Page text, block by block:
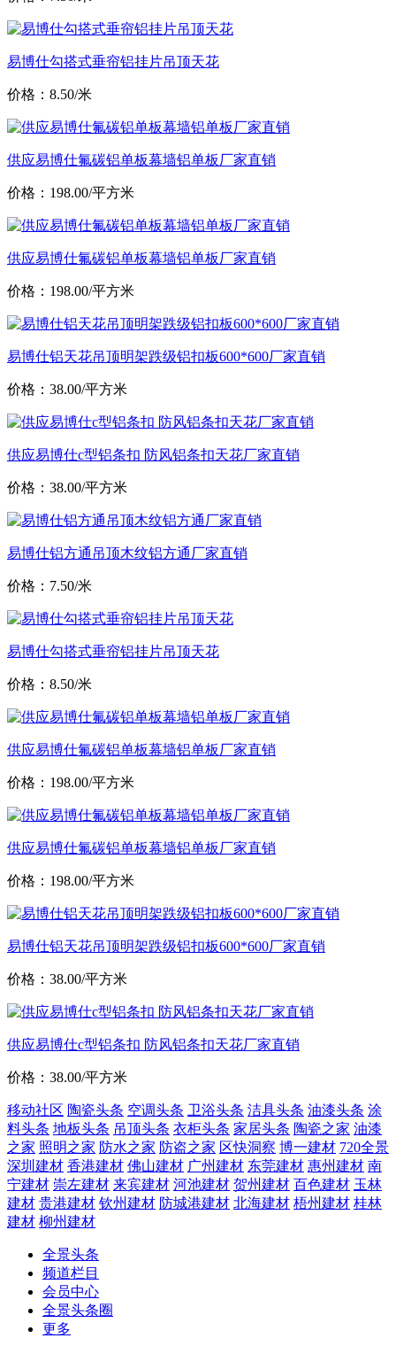
易博仕勾搭式垂帘铝挂片吊顶天花
价格：8.50/米
供应易博仕氟碳铝单板幕墙铝单板厂家直销
价格：198.00/平方米
供应易博仕氟碳铝单板幕墙铝单板厂家直销
价格：198.00/平方米
易博仕铝天花吊顶明架跌级铝扣板600*600厂家直销
价格：38.00/平方米
供应易博仕c型铝条扣 防风铝条扣天花厂家直销
价格：38.00/平方米
易博仕铝方通吊顶木纹铝方通厂家直销
价格：7.50/米
易博仕勾搭式垂帘铝挂片吊顶天花
价格：8.50/米
供应易博仕氟碳铝单板幕墙铝单板厂家直销
价格：198.00/平方米
供应易博仕氟碳铝单板幕墙铝单板厂家直销
价格：198.00/平方米
易博仕铝天花吊顶明架跌级铝扣板600*600厂家直销
价格：38.00/平方米
供应易博仕c型铝条扣 防风铝条扣天花厂家直销
价格：38.00/平方米
移动社区 陶瓷头条 空调头条 卫浴头条 洁具头条 油漆头条 涂
料头条 地板头条 吊顶头条 衣柜头条 家居头条 陶瓷之家 油漆
之家 照明之家 防水之家 防盗之家 区快洞察 博一建材 720全景
深圳建材 香港建材 佛山建材 广州建材 东莞建材 惠州建材 南
宁建材 崇左建材 来宾建材 河池建材 贺州建材 百色建材 玉林
建材 贵港建材 钦州建材 防城港建材 北海建材 梧州建材 桂林
建材 柳州建材
全景头条
频道栏目
会员中心
全景头条圈
更多